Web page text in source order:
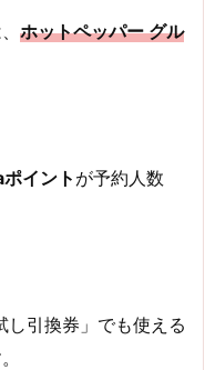
ホットペッパー グル
イント が予約人数
引換券」でも使える